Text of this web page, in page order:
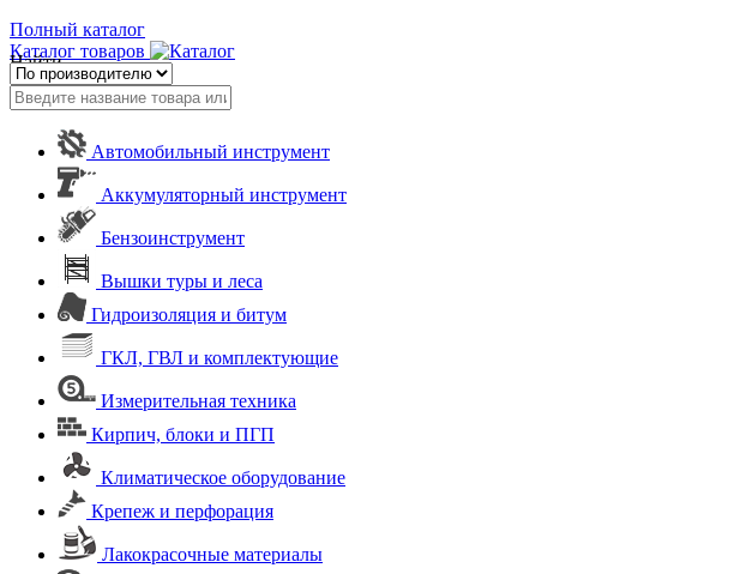
Полный каталог
Каталог товаров
Найти
Автомобильный инструмент
Аккумуляторный инструмент
Бензоинструмент
Вышки туры и леса
Гидроизоляция и битум
ГКЛ, ГВЛ и комплектующие
Измерительная техника
Кирпич, блоки и ПГП
Климатическое оборудование
Крепеж и перфорация
Лакокрасочные материалы